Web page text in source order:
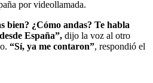
por videollamada.
bien? ¿Cómo andas? Te habla
España”, dijo la voz al otro
“Sí, ya me contaron”, respondió el